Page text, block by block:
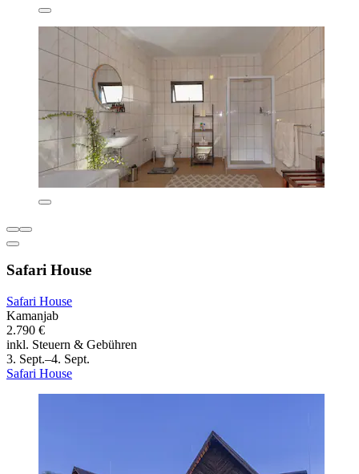
Safari House
Safari House
Kamanjab
2.790 €
inkl. Steuern & Gebühren
3. Sept.–4. Sept.
Safari House